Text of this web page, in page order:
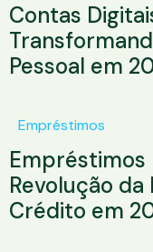
Contas
Pessoal em
Empréstimos
Empréstimos
Revolução da
Crédito em